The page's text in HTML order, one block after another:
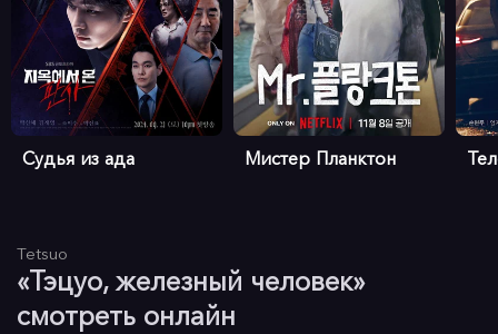
Судья из ада Мистер Планктон
Tetsuo
«Тэцуо, железный человек»
смотреть онлайн